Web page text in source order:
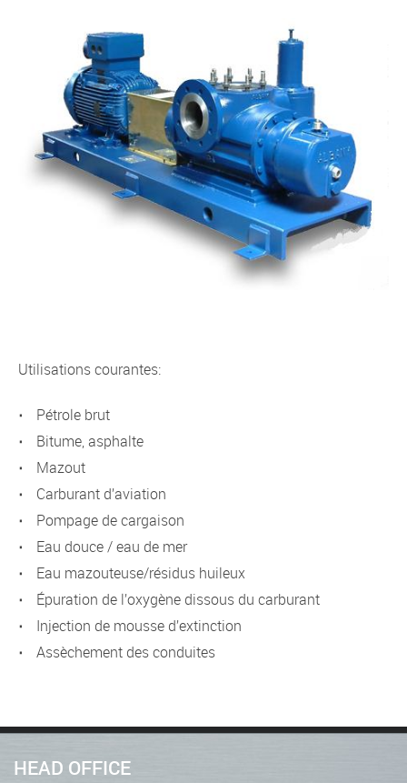
Utilisations courantes:
pétrole brut
bitume, asphalte
mazout
carburant d’aviation
pompage de cargaison
eau douce / eau de mer
eau mazouteuse/résidus huileux
épuration de l’oxygène dissous du carburant
injection de mousse d’extinction
assèchement des conduites
HEAD OFFICE